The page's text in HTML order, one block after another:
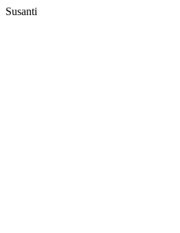
Susanti